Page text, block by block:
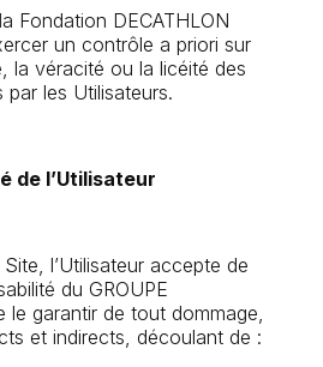
Fondation DECATHLON
un contrôle a priori sur
la véracité ou la licéité des
les Utilisateurs.
de l’Utilisateur
l’Utilisateur accepte de
du GROUPE
le garantir de tout dommage,
et indirects, découlant de :